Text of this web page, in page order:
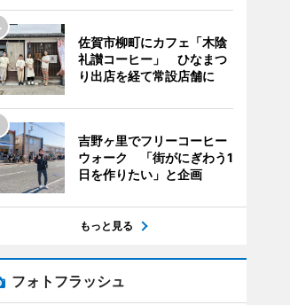
佐賀市柳町にカフェ「木陰
礼讃コーヒー」 ひなまつ
り出店を経て常設店舗に
吉野ヶ里でフリーコーヒー
ウォーク 「街がにぎわう1
日を作りたい」と企画
もっと見る
フォトフラッシュ